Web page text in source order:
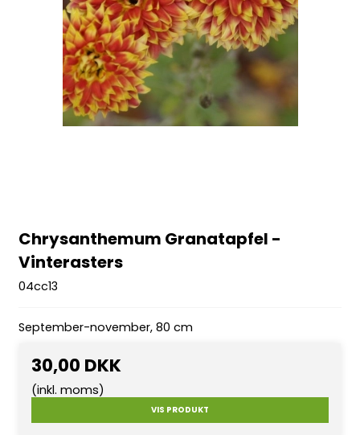
Chrysanthemum Granatapfel -
Vinterasters
04cc13
September-november, 80 cm
30,00 DKK
(inkl. moms)
VIS PRODUKT